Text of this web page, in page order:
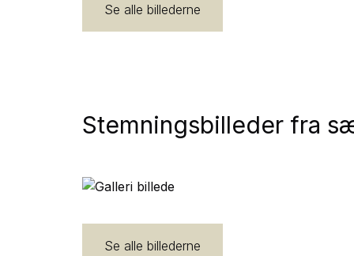
Se alle billederne
Stemningsbilleder fra
Se alle billederne